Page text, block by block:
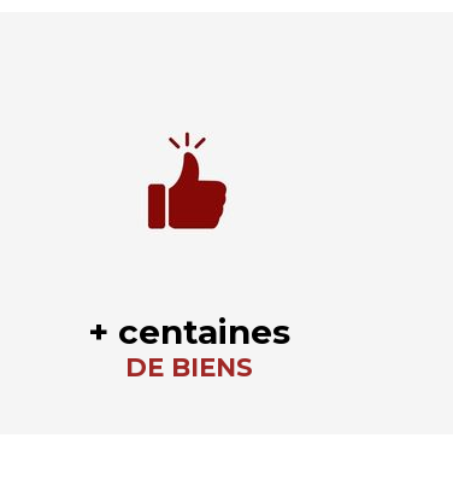
+ centaines
DE BIENS